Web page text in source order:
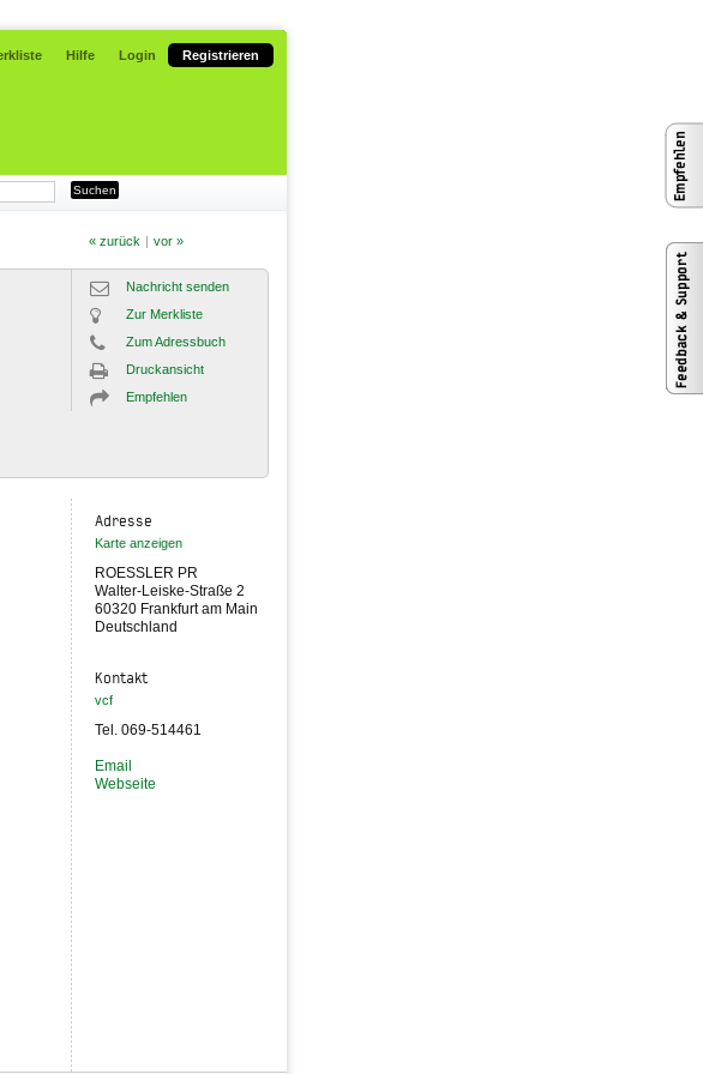
Hilfe Login Registrieren
« zurück | vor »
Nachricht senden
Zur Merkliste
Zum Adressbuch
Druckansicht
Empfehlen
Adresse
Karte anzeigen
ROESSLER PR
Walter-Leiske-Straße 2
60320 Frankfurt am Main
Deutschland
Kontakt
vcf
Tel. 069-514461
Email
Webseite